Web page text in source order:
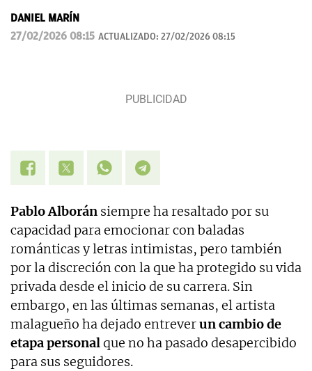
DANIEL MARÍN
27/02/2026 08:15 ACTUALIZADO: 27/02/2026 08:15
Pablo Alborán siempre ha resaltado por su
capacidad para emocionar con baladas
románticas y letras intimistas, pero también
por la discreción con la que ha protegido su vida
privada desde el inicio de su carrera. Sin
embargo, en las últimas semanas, el artista
malagueño ha dejado entreverun cambio de
etapa personalque no ha pasado desapercibido
para sus seguidores.